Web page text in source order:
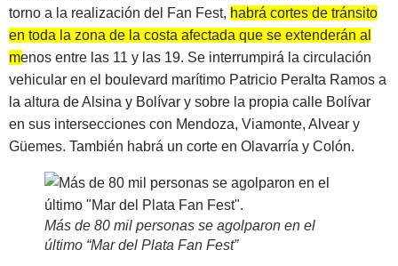
torno a la realización del Fan Fest, habrá cortes de tránsito
en toda la zona de la costa afectada que se extenderán al
menos entre las 11 y las 19. Se interrumpirá la circulación
vehicular en el boulevard marítimo Patricio Peralta Ramos a
la altura de Alsina y Bolívar y sobre la propia calle Bolívar
en sus intersecciones con Mendoza, Viamonte, Alvear y
Güemes. También habrá un corte en Olavarría y Colón.
Más de 80 mil personas se agolparon en el
último “Mar del Plata Fan Fest”